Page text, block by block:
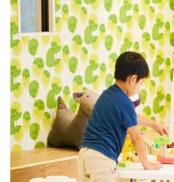
※お子様の食事ついて：
子様2名様まで、対象レス
料です（対象レストラン：
※13歳以上のお客様は大人
■入湯税（大人おひとり
だきます。